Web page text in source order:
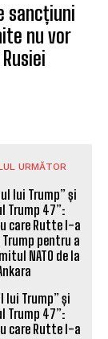
sancțiuni
nu vor
URMĂTOR
lui Trump” și
Trump 47”:
care Rutte l-a